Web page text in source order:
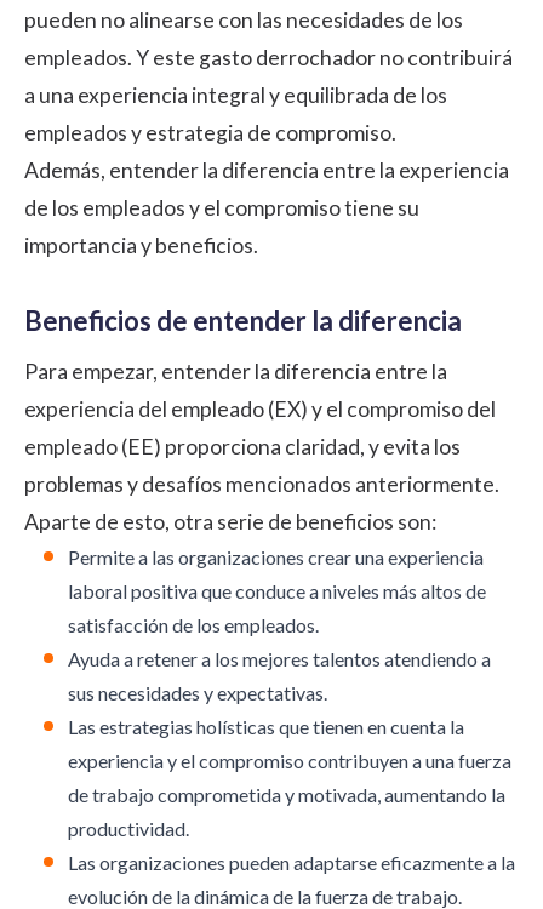
pueden no alinearse con las necesidades de los
empleados. Y este gasto derrochador no contribuirá
a una experiencia integral y equilibrada de los
empleados y estrategia de compromiso.
Además, entender la diferencia entre la experiencia
de los empleados y el compromiso tiene su
importancia y beneficios.
Beneficios de entender la diferencia
Para empezar, entender la diferencia entre la
experiencia del empleado (EX) y el compromiso del
empleado (EE) proporciona claridad, y evita los
problemas y desafíos mencionados anteriormente.
Aparte de esto, otra serie de beneficios son:
Permite a las organizaciones crear una experiencia
laboral positiva que conduce a niveles más altos de
satisfacción de los empleados.
Ayuda a retener a los mejores talentos atendiendo a
sus necesidades y expectativas.
Las estrategias holísticas que tienen en cuenta la
experiencia y el compromiso contribuyen a una fuerza
de trabajo comprometida y motivada, aumentando la
productividad.
Las organizaciones pueden adaptarse eficazmente a la
evolución de la dinámica de la fuerza de trabajo.